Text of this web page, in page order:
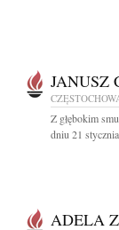
JANUSZ
Z głębokim
dniu 21
ADELA